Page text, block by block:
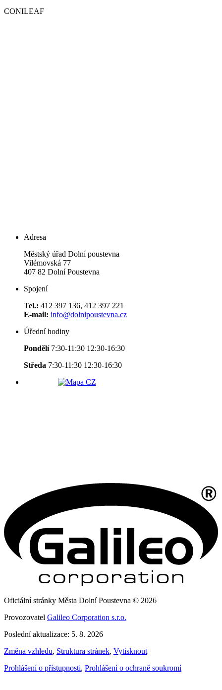
CONILEAF
Adresa
Městský úřad Dolní poustevna
Vilémovská 77
407 82 Dolní Poustevna
Spojení
Tel.: 412 397 136, 412 397 221
E-mail: info@dolnipoustevna.cz
Úřední hodiny
Pondělí 7:30-11:30 12:30-16:30
Středa 7:30-11:30 12:30-16:30
Oficiální stránky Města Dolní Poustevna © 2026
Provozovatel Galileo Corporation s.r.o.
Poslední aktualizace: 5. 8. 2026
Změna vzhledu, Struktura stránek, Vytisknout
Prohlášení o přístupnosti, Prohlášení o ochraně soukromí